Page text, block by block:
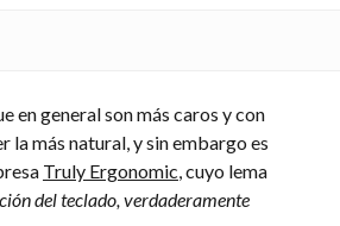
en general son más caros y con
la más natural, y sin embargo es
Truly Ergonomic , cuyo lema
del teclado, verdaderamente